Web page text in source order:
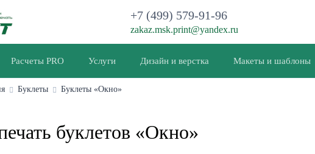
+7 (499) 579-91-96
zakaz.msk.print@yandex.ru
Расчеты PRO Услуги Дизайн и верстка Макеты и шаблоны
Буклеты Буклеты «Окно»
буклетов «Окно»